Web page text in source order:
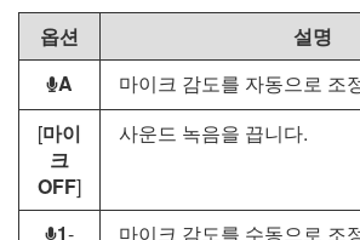
옵션
설명
bA
마이크 감도를 자동으로 조
[마이
크
OFF]
사운드 녹음을 끕니다.
b1- 마이크 감도를 수동으로 조